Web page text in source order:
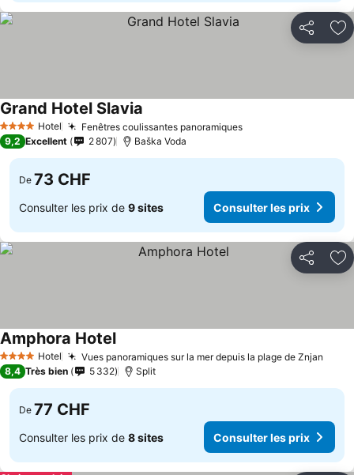
Partager
4 Étoiles Hotel Fenêtres coulissantes panoramiques
Grand Hotel Slavia
9,2 Excellent 2 807 Baška Voda
De 73 CHF
Consulter les prix de 9 sites Consulter les prix
Partager
4 Étoiles Hotel Vues panoramiques sur la mer depuis la plage de Znjan
Amphora Hotel
8,4 Très bien 5 332 Split
De 77 CHF
Consulter les prix de 8 sites Consulter les prix